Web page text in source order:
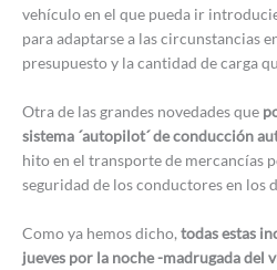
vehículo en el que pueda ir
para adaptarse a las circunstancias
presupuesto y la cantidad de carga
Otra de las grandes novedades que
sistema ´autopilot´ de conducción
hito en el transporte de mercancías
seguridad de los conductores en los
Como ya hemos dicho, todas estas
jueves por la noche -madrugada del